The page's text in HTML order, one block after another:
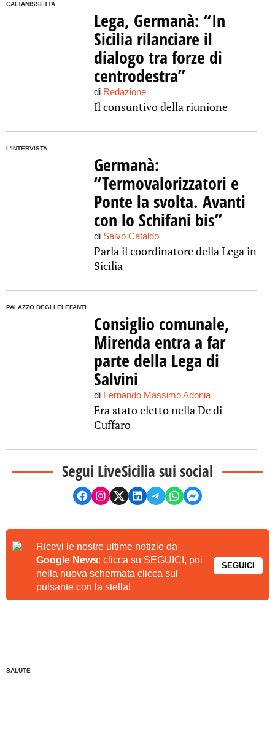
CALTANISSETTA
Lega, Germanà: “In
Sicilia rilanciare il
dialogo tra forze di
centrodestra”
di Redazione
Il consuntivo della riunione
L'INTERVISTA
Germanà:
“Termovalorizzatori e
Ponte la svolta. Avanti
con lo Schifani bis”
di Salvo Cataldo
Parla il coordinatore della Lega in
Sicilia
PALAZZO DEGLI ELEFANTI
Consiglio comunale,
Mirenda entra a far
parte della Lega di
Salvini
di Fernando Massimo Adonia
Era stato eletto nella Dc di
Cuffaro
Segui LiveSicilia sui social
Ricevi le nostre ultime notizie da
Google News: clicca su SEGUICI, poi
nella nuova schermata clicca sul
pulsante con la stella!
SEGUICI
SALUTE